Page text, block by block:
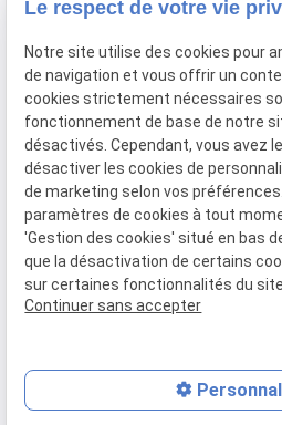
Mentions légales
Politique de
confidentialité
Plan
du site
Gestion des cookies
Suivez-
Le respect de votre vie
Notre site utilise des cookies pour
de navigation et vous offrir un
cookies strictement nécessaires
fonctionnement de base de notre
désactivés. Cependant, vous avez
désactiver les cookies de
de marketing selon vos
paramètres de cookies à tout
'Gestion des cookies' situé en bas
que la désactivation de certains
sur certaines fonctionnalités du
Continuer sans accepter